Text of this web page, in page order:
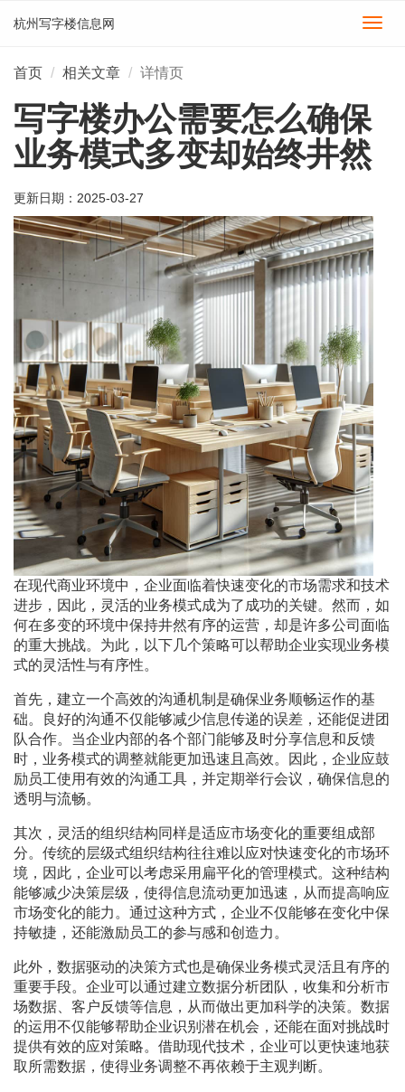
切
杭州写字楼信息网
首页 相关文章 详情页
写字楼办公需要怎么确保
业务模式多变却始终井然
更新日期： 2025-03-27
在现代商业环境中，企业面临着快速变化的市场需求和技术
进步，因此，灵活的业务模式成为了成功的关键。然而，如
何在多变的环境中保持井然有序的运营，却是许多公司面临
的重大挑战。为此，以下几个策略可以帮助企业实现业务模
式的灵活性与有序性。
首先，建立一个高效的沟通机制是确保业务顺畅运作的基
础。良好的沟通不仅能够减少信息传递的误差，还能促进团
队合作。当企业内部的各个部门能够及时分享信息和反馈
时，业务模式的调整就能更加迅速且高效。因此，企业应鼓
励员工使用有效的沟通工具，并定期举行会议，确保信息的
透明与流畅。
其次，灵活的组织结构同样是适应市场变化的重要组成部
分。传统的层级式组织结构往往难以应对快速变化的市场环
境，因此，企业可以考虑采用扁平化的管理模式。这种结构
能够减少决策层级，使得信息流动更加迅速，从而提高响应
市场变化的能力。通过这种方式，企业不仅能够在变化中保
持敏捷，还能激励员工的参与感和创造力。
此外，数据驱动的决策方式也是确保业务模式灵活且有序的
重要手段。企业可以通过建立数据分析团队，收集和分析市
场数据、客户反馈等信息，从而做出更加科学的决策。数据
的运用不仅能够帮助企业识别潜在机会，还能在面对挑战时
提供有效的应对策略。借助现代技术，企业可以更快速地获
取所需数据，使得业务调整不再依赖于主观判断。